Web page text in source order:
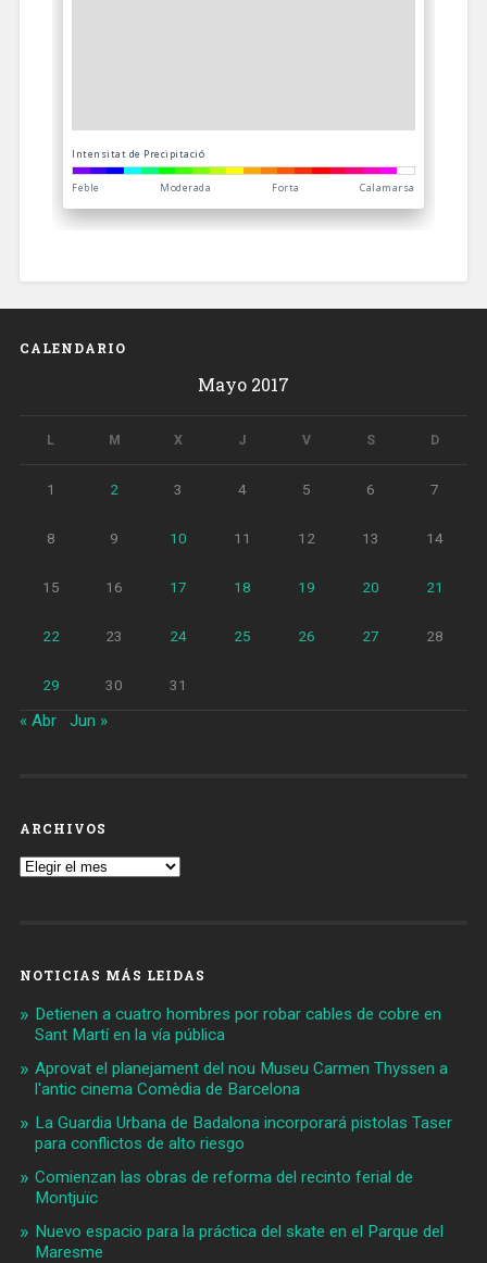
CALENDARIO
Mayo 2017
L M X J V S D
1 2 3 4 5 6 7
8 9 10 11 12 13 14
15 16 17 18 19 20 21
22 23 24 25 26 27 28
29 30 31
« Abr Jun »
ARCHIVOS
Archivos
NOTICIAS MÁS LEIDAS
Detienen a cuatro hombres por robar cables de cobre en
Sant Martí en la vía pública
Aprovat el planejament del nou Museu Carmen Thyssen a
l'antic cinema Comèdia de Barcelona
La Guardia Urbana de Badalona incorporará pistolas Taser
para conflictos de alto riesgo
Comienzan las obras de reforma del recinto ferial de
Montjuïc
Nuevo espacio para la práctica del skate en el Parque del
Maresme